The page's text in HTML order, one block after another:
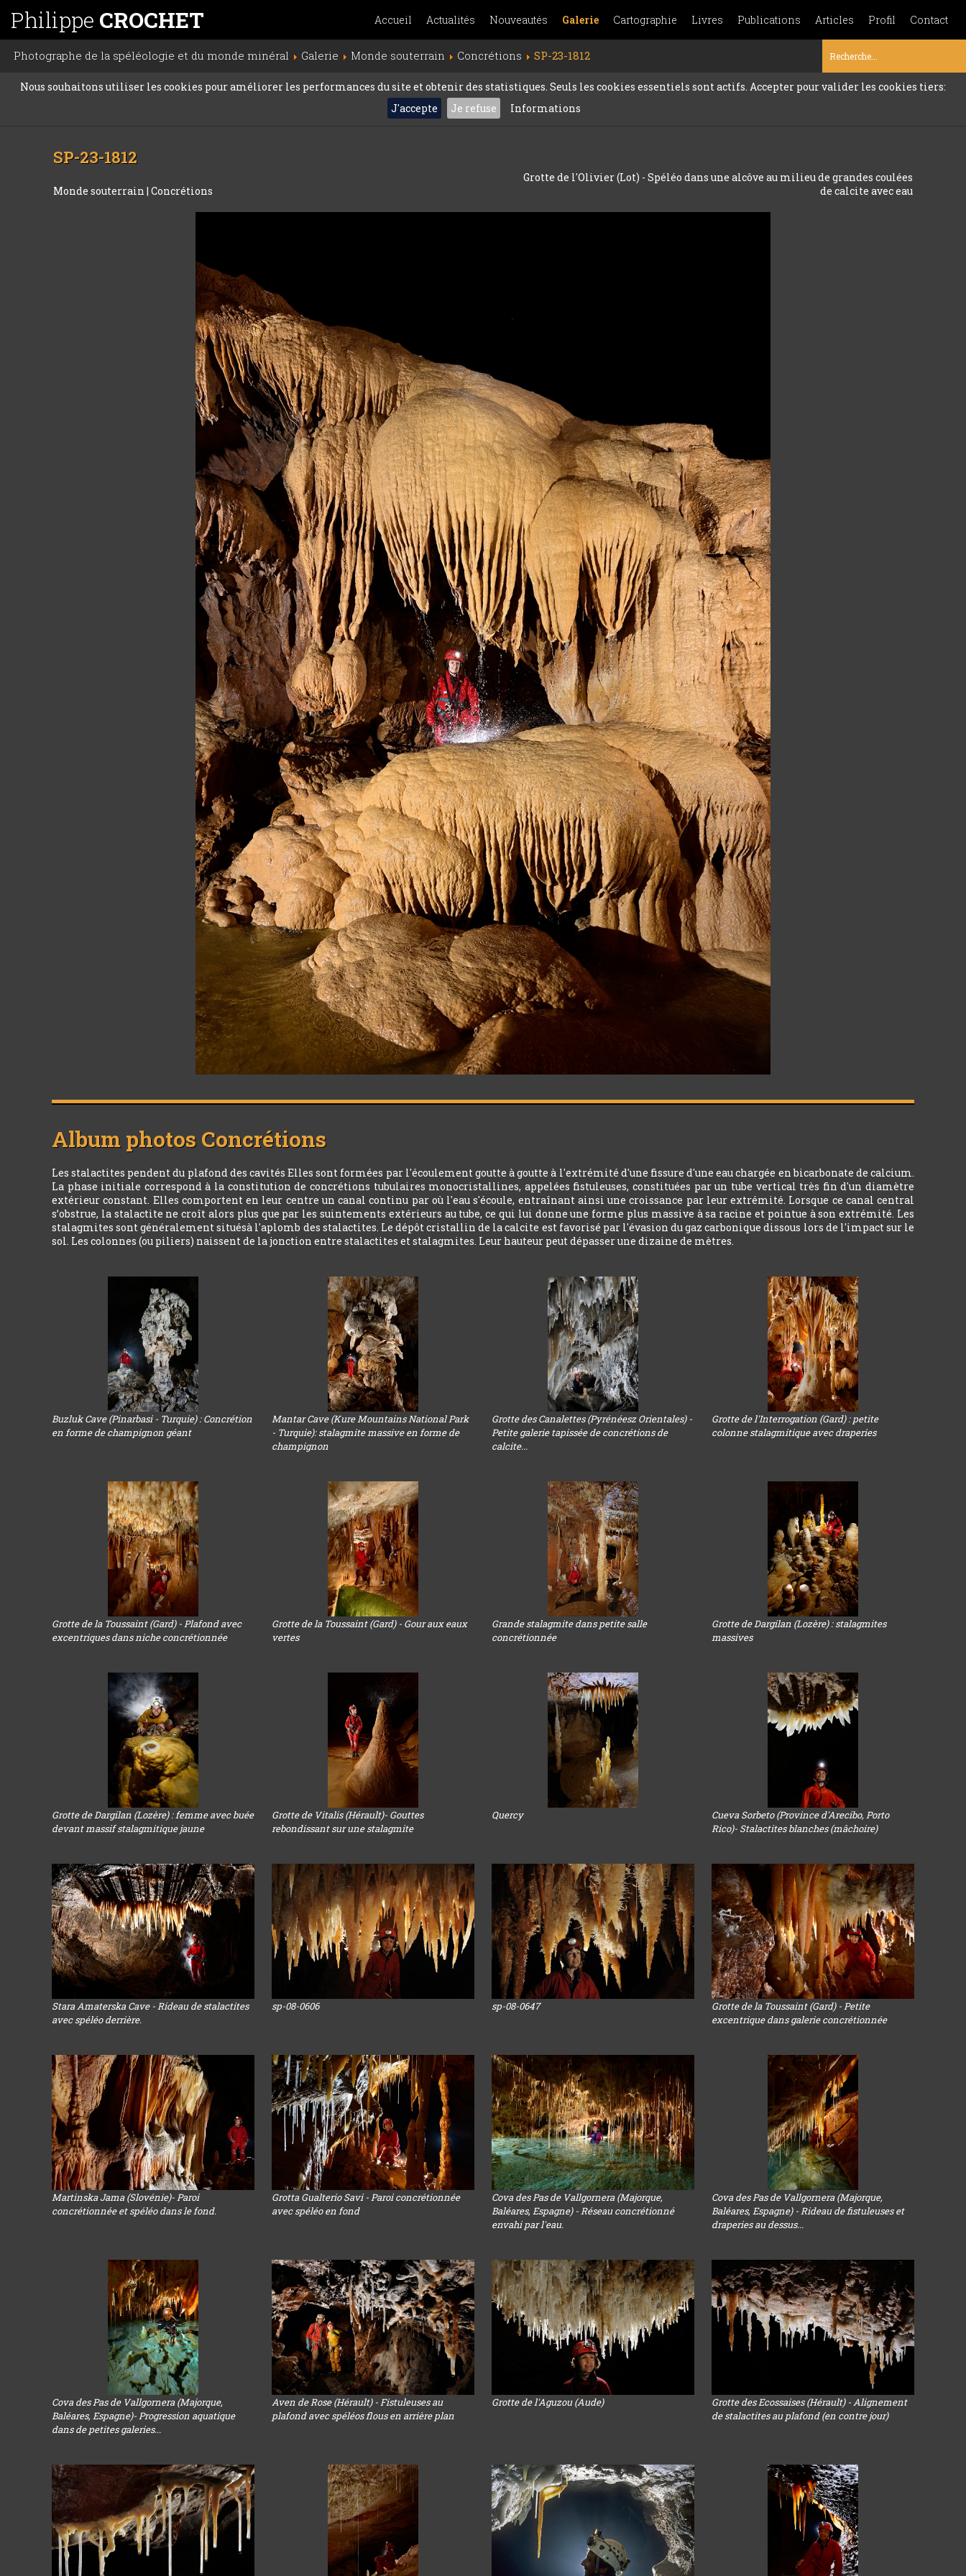
Philippe CROCHET Accueil Actualités Nouveautés Galerie Cartographie Livres Publications Articles Profil Contact
Photographe de la spéléologie et du monde minéral Galerie Monde souterrain Concrétions SP-23-1812
Nous souhaitons utiliser les cookies pour améliorer les performances du site et obtenir des statistiques. Seuls les cookies essentiels sont actifs. Accepter pour valider les cookies tiers:
J'accepte
Je refuse Informations
SP-23-1812
Monde souterrain|Concrétions
Grotte de l'Olivier (Lot) - Spéléo dans une alcôve au milieu de grandes coulées
de calcite avec eau
Album photos Concrétions
Les stalactites pendent du plafond des cavités Elles sont formées par l'écoulement goutte à goutte à l'extrémité d'une fissure d'une eau chargée en bicarbonate de calcium.
La phase initiale correspond à la constitution de concrétions tubulaires monocristallines, appelées fistuleuses, constituées par un tube vertical très fin d'un diamètre
extérieur constant. Elles comportent en leur centre un canal continu par où l'eau s'écoule, entraînant ainsi une croissance par leur extrémité. Lorsque ce canal central
s’obstrue, la stalactite ne croît alors plus que par les suintements extérieurs au tube, ce qui lui donne une forme plus massive à sa racine et pointue à son extrémité. Les
stalagmites sont généralement situésà l'aplomb des stalactites. Le dépôt cristallin de la calcite est favorisé par l'évasion du gaz carbonique dissous lors de l'impact sur le
sol. Les colonnes (ou piliers) naissent de la jonction entre stalactites et stalagmites. Leur hauteur peut dépasser une dizaine de mètres.
Buzluk Cave (Pinarbasi - Turquie) : Concrétion
en forme de champignon géant
Mantar Cave (Kure Mountains National Park
- Turquie): stalagmite massive en forme de
champignon
Grotte des Canalettes (Pyrénéesz Orientales) -
Petite galerie tapissée de concrétions de
calcite...
Grotte de l'Interrogation (Gard) : petite
colonne stalagmitique avec draperies
Grotte de la Toussaint (Gard) - Plafond avec
excentriques dans niche concrétionnée
Grotte de la Toussaint (Gard) - Gour aux eaux
vertes
Grande stalagmite dans petite salle
concrétionnée
Grotte de Dargilan (Lozère) : stalagmites
massives
Grotte de Dargilan (Lozère) : femme avec buée
devant massif stalagmitique jaune
Grotte de Vitalis (Hérault)- Gouttes
rebondissant sur une stalagmite
Quercy
Cueva Sorbeto (Province d'Arecibo, Porto
Rico)- Stalactites blanches (mâchoire)
Stara Amaterska Cave - Rideau de stalactites
avec spéléo derrière.
sp-08-0606 sp-08-0647
Grotte de la Toussaint (Gard) - Petite
excentrique dans galerie concrétionnée
Martinska Jama (Slovénie)- Paroi
concrétionnée et spéléo dans le fond.
Grotta Gualterio Savi - Paroi concrétionnée
avec spéléo en fond
Cova des Pas de Vallgornera (Majorque,
Baléares, Espagne) - Réseau concrétionné
envahi par l'eau.
Cova des Pas de Vallgornera (Majorque,
Baléares, Espagne) - Rideau de fistuleuses et
draperies au dessus...
Cova des Pas de Vallgornera (Majorque,
Baléares, Espagne)- Progression aquatique
dans de petites galeries...
Aven de Rose (Hérault) - Fistuleuses au
plafond avec spéléos flous en arrière plan
Grotte de l'Aguzou (Aude)
Grotte des Ecossaises (Hérault) - Alignement
de stalactites au plafond (en contre jour)